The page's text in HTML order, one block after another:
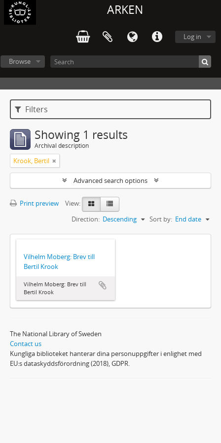
ARKEN
Log in
Browse
Filters
Showing 1 results
Archival description
Krook, Bertil
Advanced search options
Print preview
View:
Sort by: End date
Direction: Descending
Vilhelm Moberg: Brev till
Bertil Krook
Vilhelm Moberg: Brev till
Bertil Krook
The National Library of Sweden
Contact us
Kungliga biblioteket hanterar dina personuppgifter i enlighet med
EU:s dataskyddsförordning (2018), GDPR.